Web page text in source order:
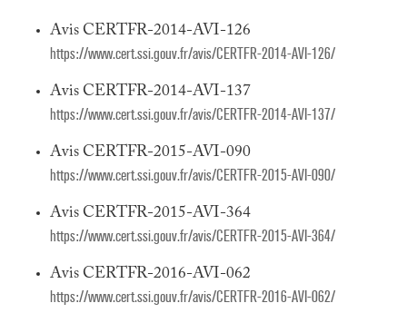
Avis CERTFR-2014-AVI-126
https://www.cert.ssi.gouv.fr/avis/CERTFR-2014-AVI-126/
Avis CERTFR-2014-AVI-137
https://www.cert.ssi.gouv.fr/avis/CERTFR-2014-AVI-137/
Avis CERTFR-2015-AVI-090
https://www.cert.ssi.gouv.fr/avis/CERTFR-2015-AVI-090/
Avis CERTFR-2015-AVI-364
https://www.cert.ssi.gouv.fr/avis/CERTFR-2015-AVI-364/
Avis CERTFR-2016-AVI-062
https://www.cert.ssi.gouv.fr/avis/CERTFR-2016-AVI-062/